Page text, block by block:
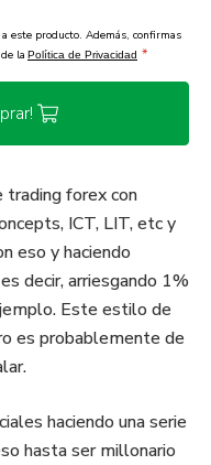
este producto. Además, confirmas
la Política de Privacidad *
trading forex con
ICT, LIT, etc y
eso y haciendo
decir, arriesgando 1%
Este estilo de
es probablemente de
haciendo una serie
hasta ser millonario